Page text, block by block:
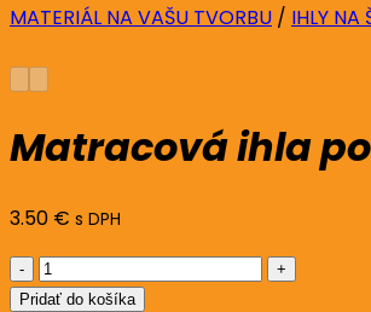
MATERIÁL NA VAŠU TVORBU / IHLY NA
Matracová ihla
3.50 € s DPH
množstvo
Matracová
Pridať do košíka